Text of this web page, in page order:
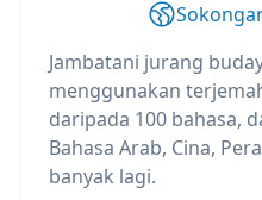
Jambatani jurang
menggunakan
daripada 100 bahasa,
Bahasa Arab, Cina,
banyak lagi.